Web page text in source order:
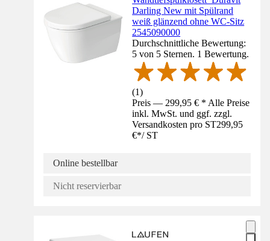
Darling New mit Spülrand
weiß glänzend ohne WC-Sitz
2545090000
Durchschnittliche Bewertung:
5 von 5 Sternen. 1 Bewertung.
(1)
Preis — 299,95 € * Alle Preise
inkl. MwSt. und ggf. zzgl.
Versandkosten pro ST299,95
€*/ ST
Online bestellbar
Nicht reservierbar